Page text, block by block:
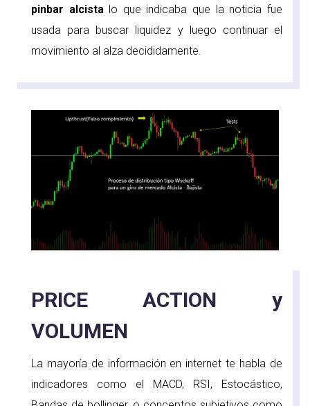
pinbar alcista lo que indicaba que la noticia fue
usada para buscar liquidez y luego continuar el
movimiento al alza decididamente.
PRICE ACTION y
VOLUMEN
La mayoría de información en internet te habla de
indicadores como el MACD, RSI, Estocástico,